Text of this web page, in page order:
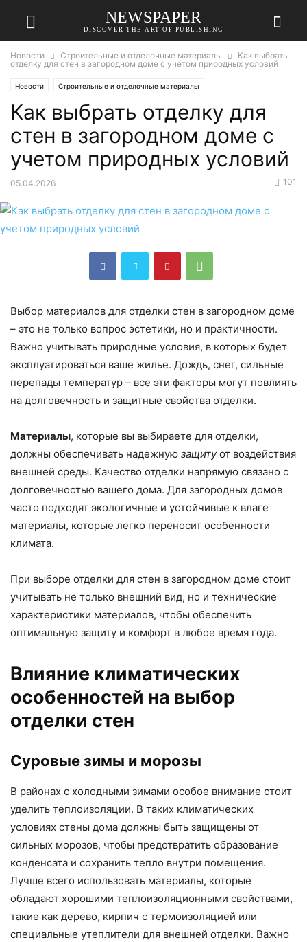
NEWSPAPER
DISCOVER THE ART OF PUBLISHING
Новости Строительные и отделочные материалы
Как выбрать
отделку для стен в загородном доме с учетом природных условий
Новости Строительные и отделочные материалы
Как выбрать отделку для
стен в загородном доме с
учетом природных условий
05.04.2026 101
Выбор материалов для отделки стен в загородном доме
– это не только вопрос эстетики, но и практичности.
Важно учитывать природные условия, в которых будет
эксплуатироваться ваше жилье. Дождь, снег, сильные
перепады температур – все эти факторы могут повлиять
на долговечность и защитные свойства отделки.
Материалы, которые вы выбираете для отделки,
должны обеспечивать надежную защитуот воздействия
внешней среды. Качество отделки напрямую связано с
долговечностью вашего дома. Для загородных домов
часто подходят экологичные и устойчивые к влаге
материалы, которые легко переносит особенности
климата.
При выборе отделки для стен в загородном доме стоит
учитывать не только внешний вид, но и технические
характеристики материалов, чтобы обеспечить
оптимальную защиту и комфорт в любое время года.
Влияние климатических
особенностей на выбор
отделки стен
Суровые зимы и морозы
В районах с холодными зимами особое внимание стоит
уделить теплоизоляции. В таких климатических
условиях стены дома должны быть защищены от
сильных морозов, чтобы предотвратить образование
конденсата и сохранить тепло внутри помещения.
Лучше всего использовать материалы, которые
обладают хорошими теплоизоляционными свойствами,
такие как дерево, кирпич с термоизоляцией или
специальные утеплители для внешней отделки. Важно